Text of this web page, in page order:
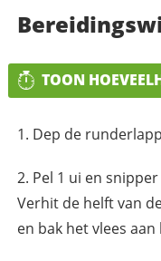
TOON
Dep de
Pel 1 ui en
Verhit de helft van
en bak het vlees